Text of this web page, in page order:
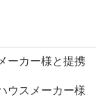
ーカー様と提携
ウスメーカー様